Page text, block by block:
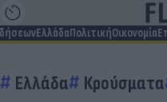
ΕλλάδαΠολιτικήΟικονομία
Ελλάδα Κρούσματα